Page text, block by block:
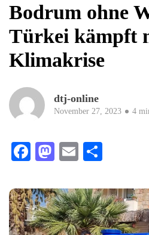
Bodrum ohne
Türkei kämpft
Klimakrise
dtj-online
November 27, 2023 4
Facebook
Mastodon
Email